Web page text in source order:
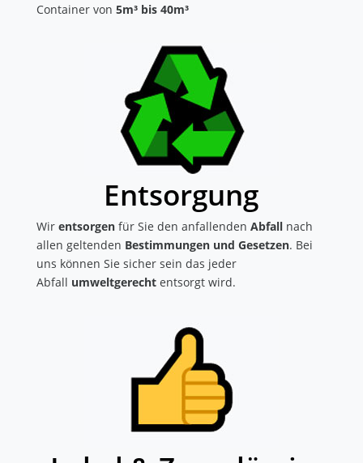
Container von 5m³ bis 40m³
Entsorgung
Wir entsorgenfür Sie den anfallenden Abfallnach
allen geltenden Bestimmungen und Gesetzen. Bei
uns können Sie sicher sein das jeder
Abfall umweltgerechtentsorgt wird.